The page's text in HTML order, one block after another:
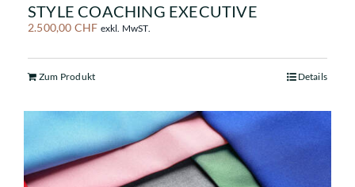
STYLE COACHING EXECUTIVE
2.500,00 CHF exkl. MwST.
Zum Produkt Details